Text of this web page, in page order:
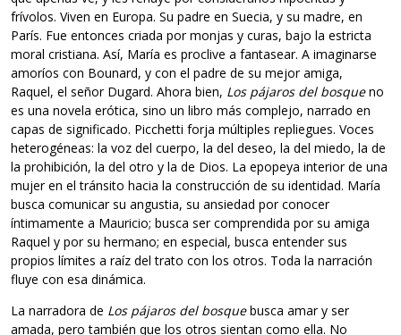
frívolos. Viven en Europa. Su padre en Suecia, y su madre, en
París. Fue entonces criada por monjas y curas, bajo la estricta
moral cristiana. Así, María es proclive a fantasear. A imaginarse
amoríos con Bounard, y con el padre de su mejor amiga,
Raquel, el señor Dugard. Ahora bien, Los pájaros del bosqueno
es una novela erótica, sino un libro más complejo, narrado en
capas de significado. Picchetti forja múltiples repliegues. Voces
heterogéneas: la voz del cuerpo, la del deseo, la del miedo, la de
la prohibición, la del otro y la de Dios. La epopeya interior de una
mujer en el tránsito hacia la construcción de su identidad. María
busca comunicar su angustia, su ansiedad por conocer
íntimamente a Mauricio; busca ser comprendida por su amiga
Raquel y por su hermano; en especial, busca entender sus
propios límites a raíz del trato con los otros. Toda la narración
fluye con esa dinámica.
La narradora de Los pájaros del bosquebusca amar y ser
amada, pero también que los otros sientan como ella. No